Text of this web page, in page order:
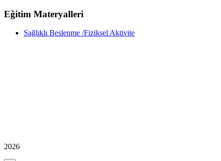
Eğitim Materyalleri
Sağlıklı Beslenme /Fiziksel Aktivite
2026